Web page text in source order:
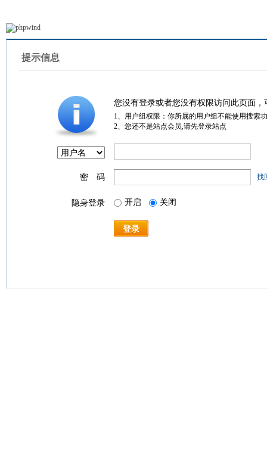
提示信息
您没有登录或者您没有权限访问此页面
1、用户组权限：你所属的用户组不能使用搜索
2、您还不是站点会员,请先登录站点
密 码 找
隐身登录 开启 关闭
登录